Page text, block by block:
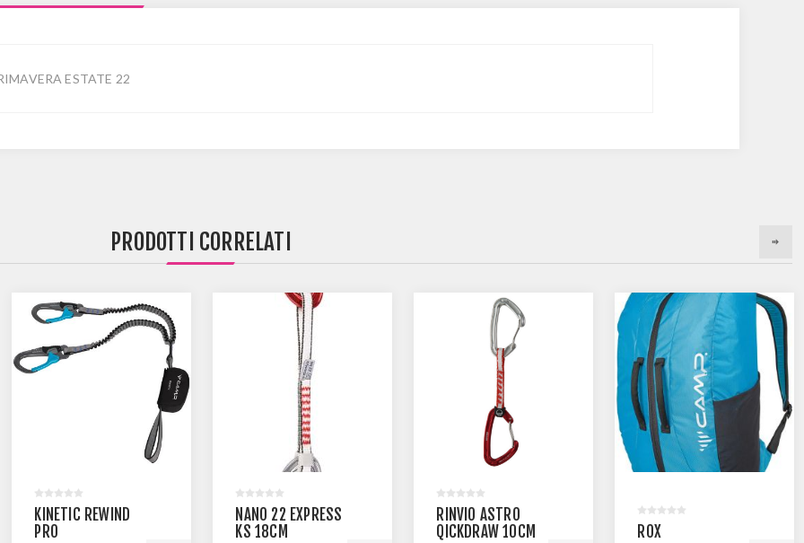
ESTATE 22
PRODOTTI CORRELATI
KINETIC REWIND
PRO
NANO 22 EXPRESS
KS 18CM
RINVIO ASTRO
QICKDRAW 10CM
ROX